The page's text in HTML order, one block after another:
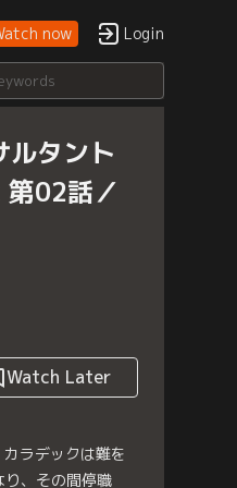
now Login
ルタント
02話／
Watch Later
ラデックは難を
、その間停職